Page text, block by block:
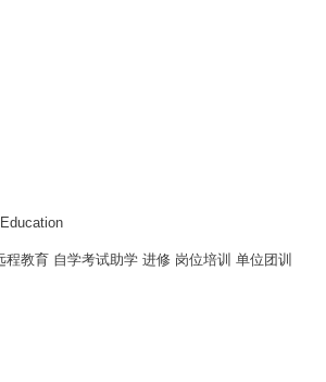
教育 自学考试助学 进修 岗位培训 单位团训